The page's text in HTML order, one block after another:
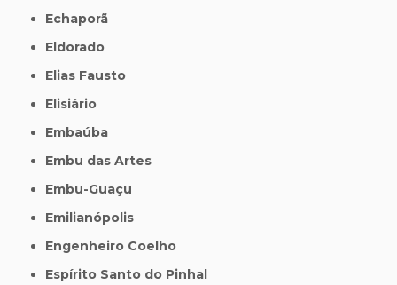
Echaporã
Eldorado
Elias Fausto
Elisiário
Embaúba
Embu das Artes
Embu-Guaçu
Emilianópolis
Engenheiro Coelho
Espírito Santo do Pinhal